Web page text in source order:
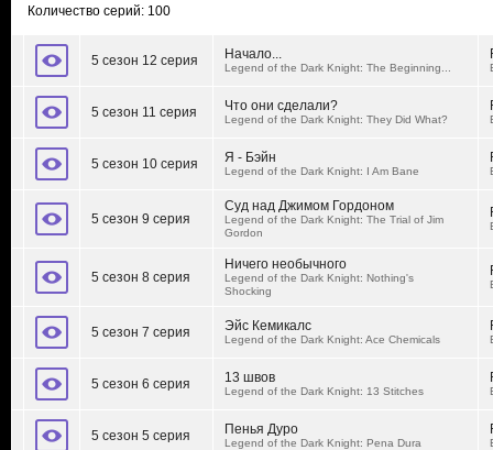
Количество серий: 100
5 сезон 12 серия Начало...
Legend of the Dark Knight: The Beginning...
5 сезон 11 серия Что они сделали?
Legend of the Dark Knight: They Did What?
5 сезон 10 серия Я - Бэйн
Legend of the Dark Knight: I Am Bane
5 сезон 9 серия
Суд над Джимом Гордоном
Legend of the Dark Knight: The Trial of Jim
Gordon
5 сезон 8 серия
Ничего необычного
Legend of the Dark Knight: Nothing's
Shocking
5 сезон 7 серия Эйс Кемикалс
Legend of the Dark Knight: Ace Chemicals
5 сезон 6 серия 13 швов
Legend of the Dark Knight: 13 Stitches
5 сезон 5 серия Пенья Дуро
Legend of the Dark Knight: Pena Dura